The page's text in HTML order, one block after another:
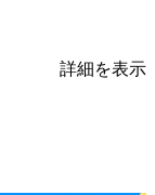
詳細を表示